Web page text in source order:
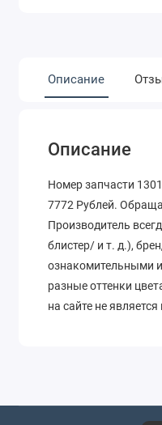
Описание
Описание
Номер запчасти
7772 Рублей.
Производитель
блистер/ и т. д.),
ознакомительными
разные оттенки
на сайте не